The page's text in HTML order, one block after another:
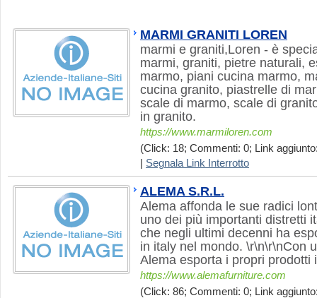
MARMI GRANITI LOREN
marmi e graniti,Loren - è
marmi, graniti, pietre naturali,
marmo, piani cucina marmo,
cucina granito, piastrelle di
scale di marmo, scale di
in granito.
https://www.marmiloren.com
(Click: 18; Commenti: 0; Link
Segnala Link Interrotto
ALEMA S.R.L.
Alema affonda le sue radici
uno dei più importanti distretti
che negli ultimi decenni ha
in italy nel mondo. \r\n\r\nCon
Alema esporta i propri prodotti
https://www.alemafurniture.com
(Click: 86; Commenti: 0; Link